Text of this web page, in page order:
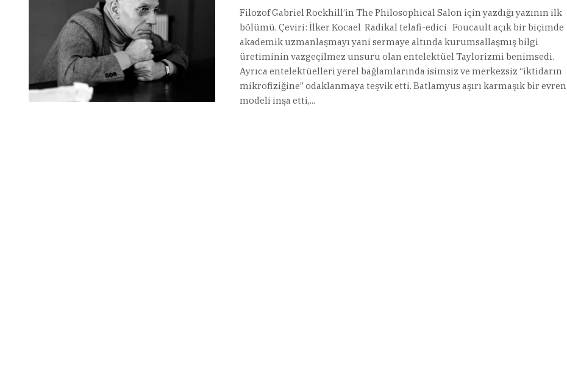
Filozof Gabriel Rockhill’in The Philosophical Salon için yazdığı yazının ilk
bölümü. Çeviri: İlker Kocael Radikal telafi-edici Foucault açık bir biçimde
akademik uzmanlaşmayı yani sermaye altında kurumsallaşmış bilgi
üretiminin vazgeçilmez unsuru olan entelektüel Taylorizmi benimsedi.
Ayrıca entelektüelleri yerel bağlamlarında isimsiz ve merkezsiz “iktidarın
mikrofiziğine” odaklanmaya teşvik etti. Batlamyus aşırı karmaşık bir evren
modeli inşa etti,...